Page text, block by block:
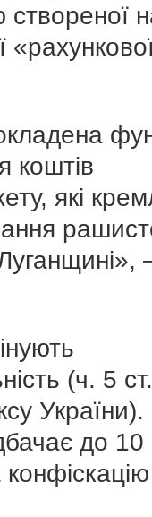
створеної
коштів
які
(ч. 5
України).
до 10